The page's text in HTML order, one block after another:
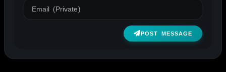
POST MESSAGE